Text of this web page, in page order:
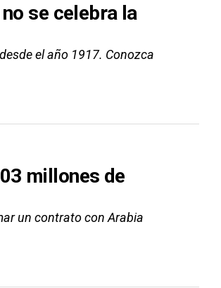
se celebra la
el año 1917. Conozca
millones de
un contrato con Arabia